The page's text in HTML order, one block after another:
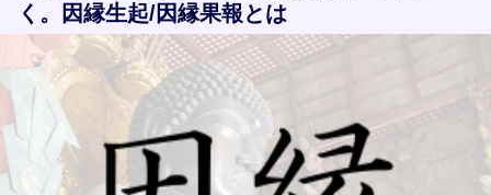
く。因縁生起/因縁果報とは